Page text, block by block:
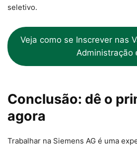
seletivo.
Veja como se Inscrever nas
Administração
Conclusão: dê o
agora
Trabalhar na Siemens AG é uma